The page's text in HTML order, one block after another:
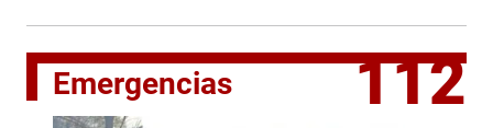
Emergencias 112